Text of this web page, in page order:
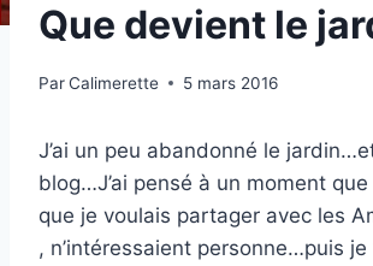
Que devient le
ParCalimerette 5 mars 2016
J’ai un peu abandonné le
blog…J’ai pensé à un moment
que je voulais partager avec les
, n’intéressaient personne…puis je